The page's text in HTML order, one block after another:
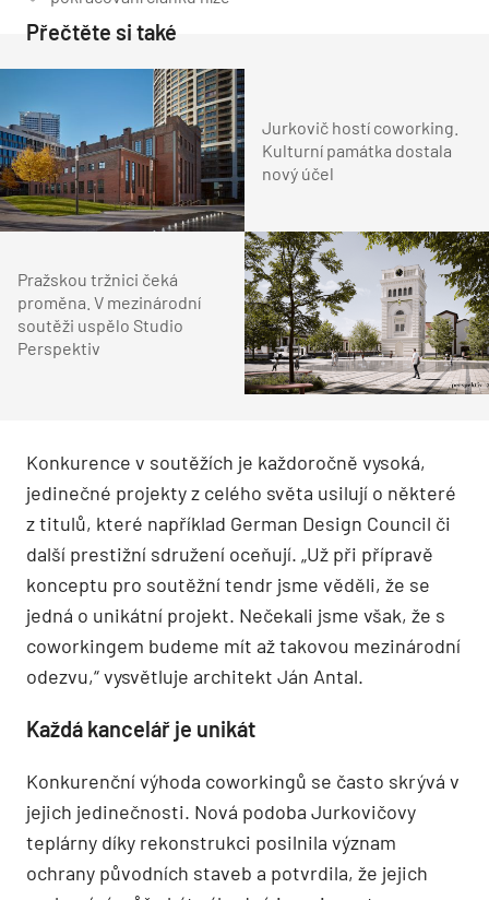
Přečtěte si také
Jurkovič hostí coworking.
Kulturní památka dostala
nový účel
Pražskou tržnici čeká
proměna. V mezinárodní
soutěži uspělo Studio
Perspektiv
Konkurence v soutěžích je každoročně vysoká,
jedinečné projekty z celého světa usilují o některé
z titulů, které například German Design Council či
další prestižní sdružení oceňují. „Už při přípravě
konceptu pro soutěžní tendr jsme věděli, že se
jedná o unikátní projekt. Nečekali jsme však, že s
coworkingem budeme mít až takovou mezinárodní
odezvu,“ vysvětluje architekt Ján Antal.
Každá kancelář je unikát
Konkurenční výhoda coworkingů se často skrývá v
jejich jedinečnosti. Nová podoba Jurkovičovy
teplárny díky rekonstrukci posilnila význam
ochrany původních staveb a potvrdila, že jejich